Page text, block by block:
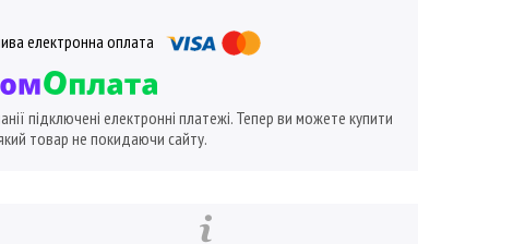
підключені електронні платежі. Тепер ви можете купити
товар не покидаючи сайту.